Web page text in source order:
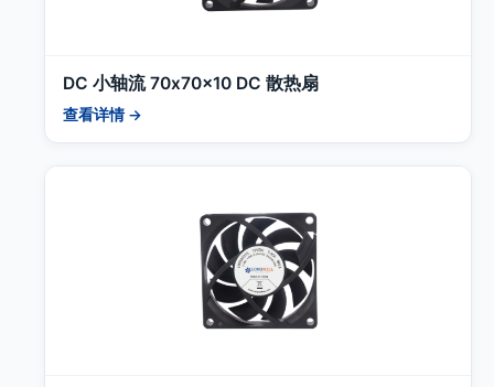
DC 小轴流 70x70x10 DC 散热扇
查看详情 →